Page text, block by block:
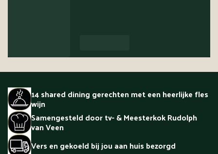
14 shared dining gerechten met een heerlijke fles
wijn
Samengesteld door tv- & Meesterkok Rudolph
van Veen
Vers en gekoeld bij jou aan huis bezorgd